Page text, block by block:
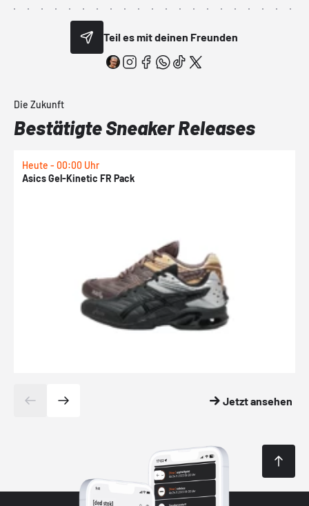
Teil es mit deinen Freunden
Die Zukunft
Bestätigte Sneaker Releases
Heute - 00:00 Uhr
Asics Gel-Kinetic FR Pack
Jetzt ansehen